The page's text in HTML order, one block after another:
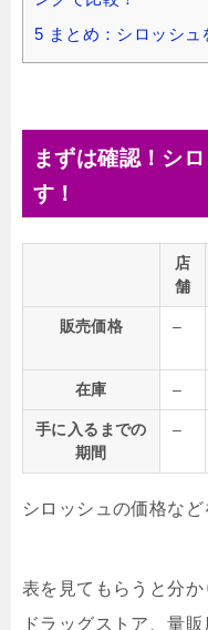
5 まとめ：シロッシュ
まずは確認！シ
す！
店
舗
販売価格 –
在庫 –
手に入るまでの
期間
–
シロッシュの価格な
表を見てもらうと分
ドラッグストア、量